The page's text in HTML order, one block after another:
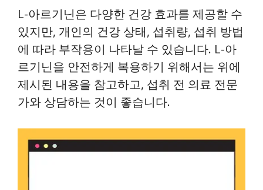
L-아르기닌은 다양한 건강 효과를 제공할 수
있지만, 개인의 건강 상태, 섭취량, 섭취 방법
에 따라 부작용이 나타날 수 있습니다. L-아
르기닌을 안전하게 복용하기 위해서는 위에
제시된 내용을 참고하고, 섭취 전 의료 전문
가와 상담하는 것이 좋습니다.